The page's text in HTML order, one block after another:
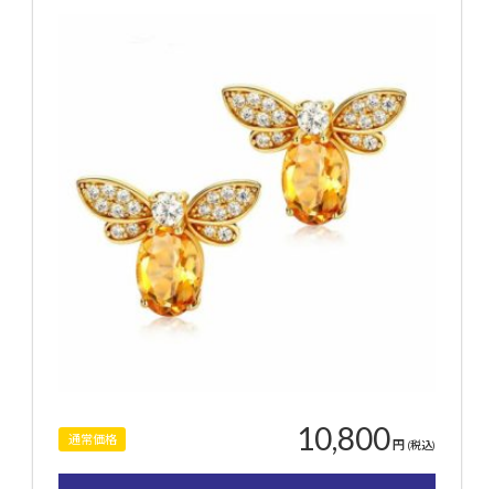
通常価格 10,800円 (税込)